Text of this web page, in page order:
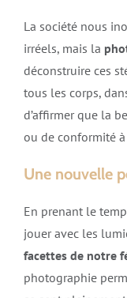
La société nous
irréels, mais la
déconstruire ces
tous les corps,
d’affirmer que la
ou de conformité
Une nouvelle
En prenant le
jouer avec les
facettes de notre
photographie